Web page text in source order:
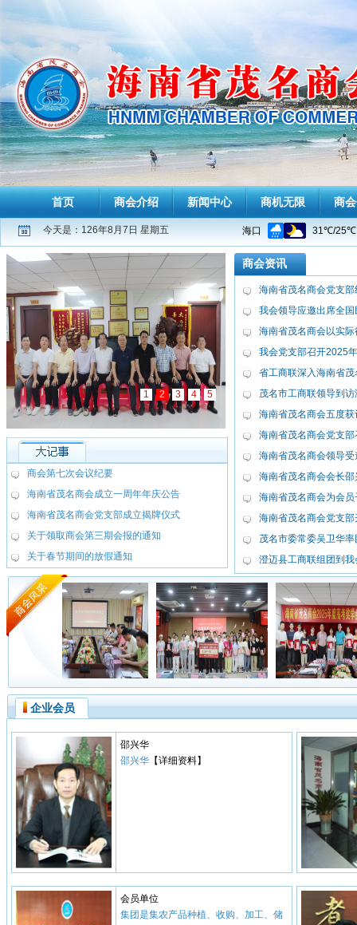
首页 商会介绍 新闻中心 商机无限 商
今天是：126年8月7日 星期五
1 2 3 4 5
商会第七次会议纪要
海南省茂名商会成立一周年年庆公告
海南省茂名商会党支部成立揭牌仪式
关于领取商会第三期会报的通知
关于春节期间的放假通知
商会资讯
海南省茂名商会党支
我会领导应邀出席全
海南省茂名商会以实
我会党支部召开2025
省工商联深入海南省
茂名市工商联领导到
海南省茂名商会五度获
海南省茂名商会党支
海南省茂名商会领导
海南省茂名商会会长
海南省茂名商会为会
海南省茂名商会党支部
茂名市委常委吴卫华
澄迈县工商联组团到
企业会员
邵兴华
邵兴华 【详细资料】
会员单位
集团是集农产品种植、收购、加工、储